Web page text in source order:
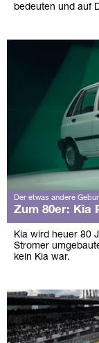
bedeuten und auf
Der etwas andere
Zum 80er: Kia
Kia wird heuer 80
Stromer
kein Kia war.